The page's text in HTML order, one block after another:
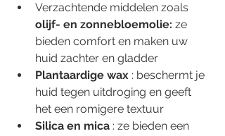
Verzachtende middelen zoals
olijf- en zonnebloemolie: ze
bieden comfort en maken uw
huid zachter en gladder
Plantaardige wax : beschermt je
huid tegen uitdroging en geeft
het een romigere textuur
Silica en mica : ze bieden een